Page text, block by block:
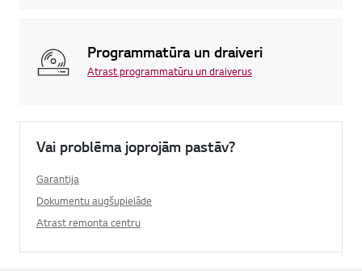
Programmatūra un draiveri
Atrast programmatūru un draiverus
Vai problēma joprojām pastāv?
Garantija
Dokumentu augšupielāde
Atrast remonta centru